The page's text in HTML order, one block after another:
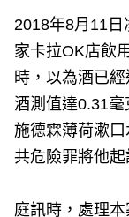
2018年8月11
家卡拉OK店飲
時，以為酒已
酒測值達0.31
施德霖薄荷漱
共危險罪將他起
庭訊時，處理